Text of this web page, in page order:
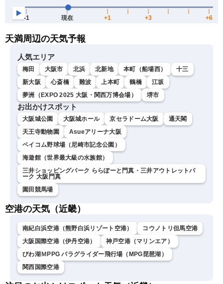
天満周辺の天気予報
人気エリア
梅田 大阪市 北浜 北新地 本町（船場西）
十三
新大阪
心斎橋 難波 上本町 鶴橋
江坂
夢洲（EXPO 2025 大阪・関西万博会場）
堺市
お出かけスポット
大阪城公園 大阪城ホール 京セラドーム大阪
通天閣
天王寺動物園
Asueアリーナ大阪
ベイコム野球場（尼崎市記念公園）
海遊館（世界最大級の水族館）
三井ショッピングパーク ららぽーと門真・三井アウトレットパ
ーク 大阪門真
園田競馬場
空港の天気（近畿）
南紀白浜空港（熊野白浜リゾート空港）
コウノトリ但馬空港
大阪国際空港（伊丹空港）
神戸空港（マリンエア）
びわ湖ＭPPG パラグライダー飛行場（MPG琵琶湖）
関西国際空港